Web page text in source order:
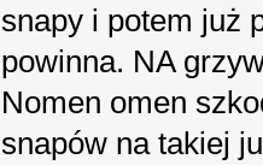
snapy i potem już
powinna. NA
Nomen omen
snapów na takiej